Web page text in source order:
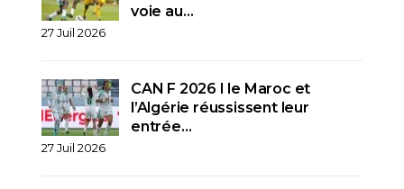
voie au…
27 Juil 2026
CAN F 2026 I le Maroc et
l’Algérie réussissent leur
entrée…
27 Juil 2026